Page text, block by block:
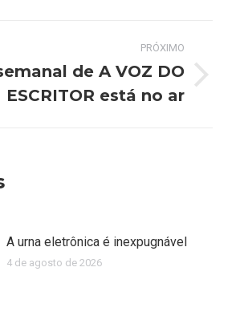
PRÓXIMO
de A VOZ DO
ESCRITOR está no ar
A urna eletrônica é inexpugnável
4 de agosto de 2026